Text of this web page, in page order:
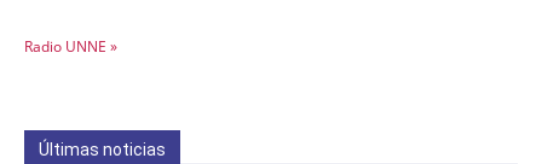
Radio UNNE »
Últimas noticias